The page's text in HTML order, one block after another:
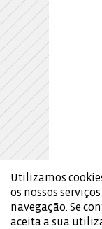
Utilizamos
os nossos
navegação. Se
aceita a sua